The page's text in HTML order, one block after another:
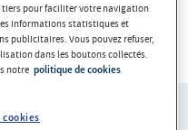
tiers pour faciliter votre navigation
informations statistiques et
publicitaires. Vous pouvez refuser,
dans les boutons collectés.
notre politique de cookies
cookies